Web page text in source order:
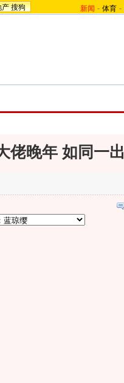
产 搜狗 新闻 - 体育 -
佬晚年 如同一